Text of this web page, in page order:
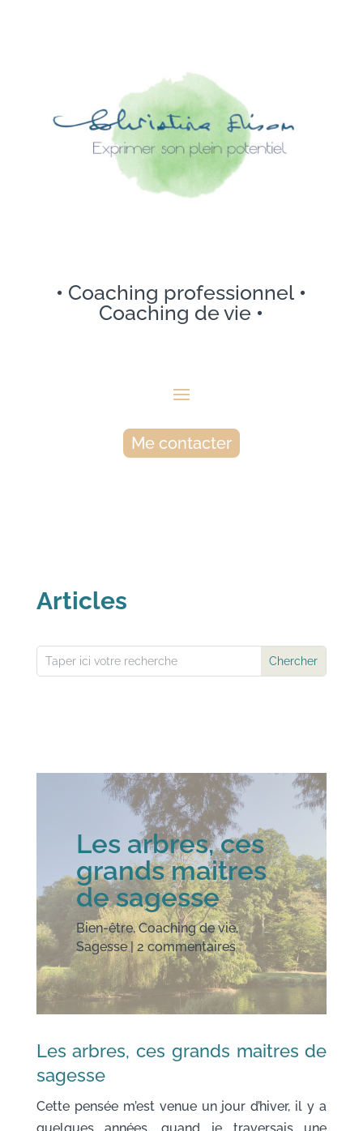
• Coaching professionnel •
Coaching de vie •
Me contacter
Articles
Les arbres, ces
grands maitres
de sagesse
Bien-être,Coaching de vie,
Sagesse|2 commentaires
Les arbres, ces grands maitres de
sagesse
Cette pensée m’est venue un jour d’hiver, il y a
quelques années, quand je traversais une